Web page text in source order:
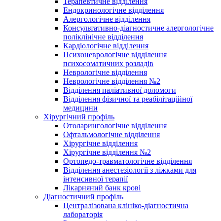
Ендокринологічне відділення
Алергологічне відділення
Консультативно-діагностичне алергологічне
поліклінічне відділення
Кардіологічне відділення
Психоневрологічне відділення
психосоматичних розладів
Неврологічне відділення
Неврологічне відділення №2
Відділення паліативної доломоги
Відділення фізичної та реабілітаційної
медицини
Хірургічний профіль
Отоларингологічне відділення
Офтальмологічне відділення
Хірургічне відділення
Хірургічне відділення №2
Ортопедо-травматологічне відділення
Відділення анестезіології з ліжками для
інтенсивної терапії
Лікарняний банк крові
Діагностичний профіль
Централізована клініко-діагностична
лабораторія